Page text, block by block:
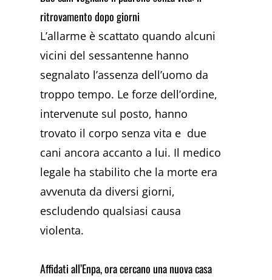
ritrovamento dopo giorni
L’allarme è scattato quando alcuni
vicini del sessantenne hanno
segnalato l’assenza dell’uomo da
troppo tempo. Le forze dell’ordine,
intervenute sul posto, hanno
trovato il corpo senza vita e due
cani ancora accanto a lui. Il medico
legale ha stabilito che la morte era
avvenuta da diversi giorni,
escludendo qualsiasi causa
violenta.
Affidati all’Enpa, ora cercano una nuova casa